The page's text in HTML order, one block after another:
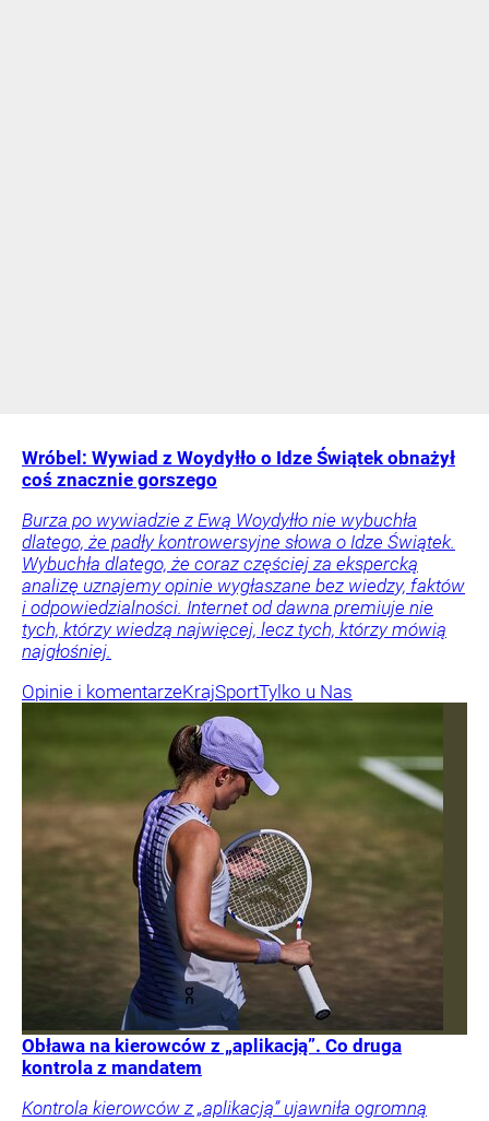
Wróbel: Wywiad z Woydyłło o Idze Świątek obnażył
coś znacznie gorszego
Burza po wywiadzie z Ewą Woydyłło nie wybuchła
dlatego, że padły kontrowersyjne słowa o Idze Świątek.
Wybuchła dlatego, że coraz częściej za ekspercką
analizę uznajemy opinie wygłaszane bez wiedzy, faktów
i odpowiedzialności. Internet od dawna premiuje nie
tych, którzy wiedzą najwięcej, lecz tych, którzy mówią
najgłośniej.
Opinie i komentarzeKrajSportTylko u Nas
Obława na kierowców z „aplikacją”. Co druga
kontrola z mandatem
Kontrola kierowców z „aplikacją” ujawniła ogromną